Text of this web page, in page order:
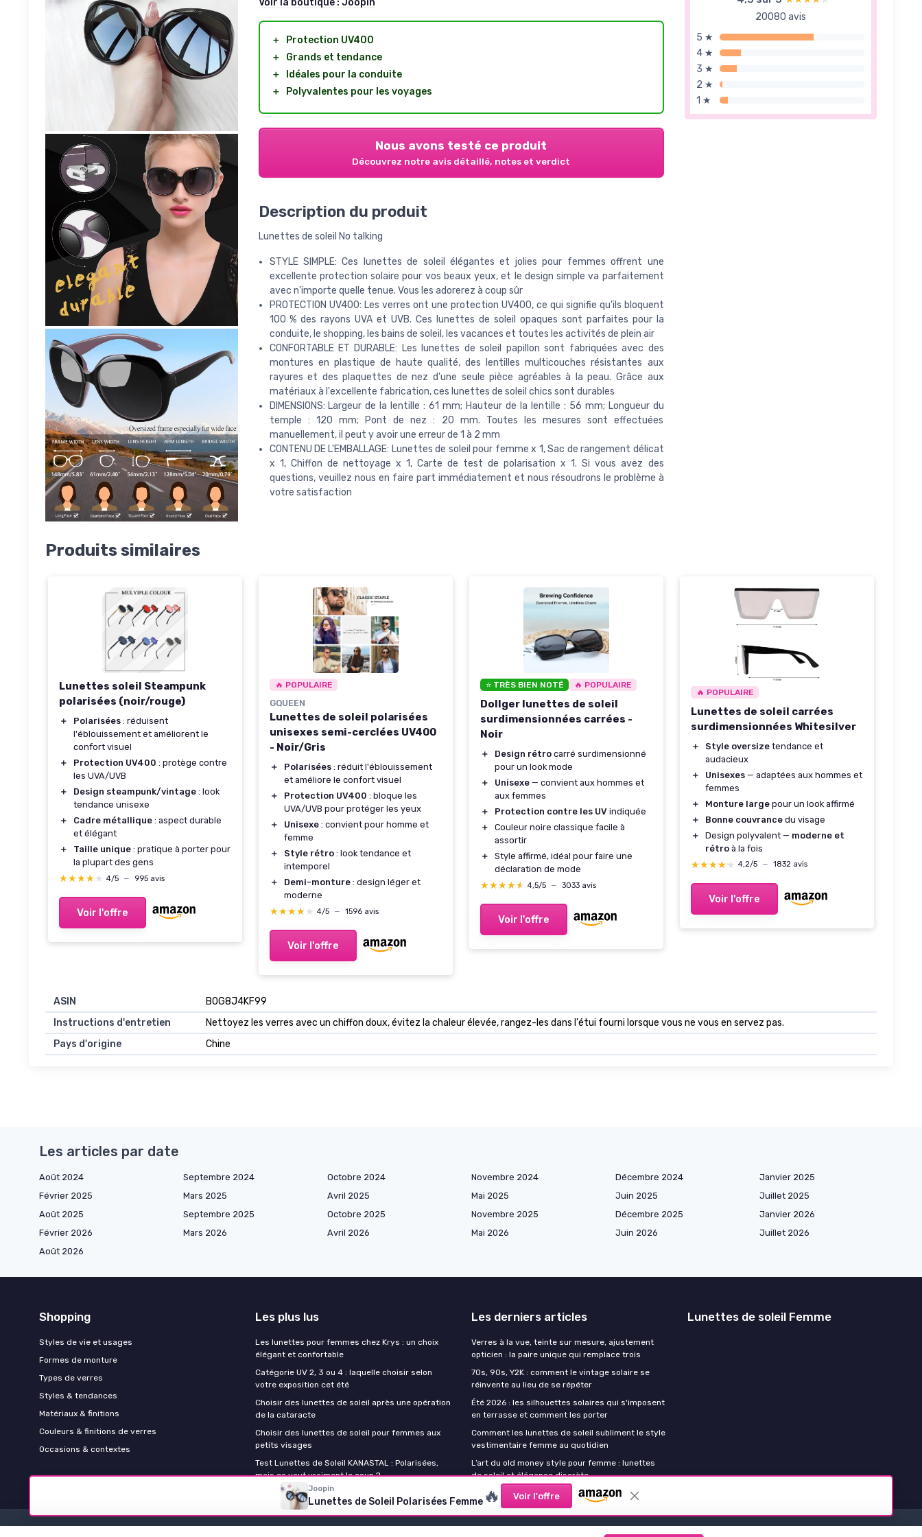
20080 avis
5 ★
4 ★
3 ★
2 ★
1 ★
Voir la boutique : Joopin
＋
Protection UV400
＋
Grands et tendance
＋
Idéales pour la conduite
＋
Polyvalentes pour les voyages
Nous avons testé ce produit
Découvrez notre avis détaillé, notes et verdict
Description du produit
Lunettes de soleil No talking
STYLE SIMPLE: Ces lunettes de soleil élégantes et jolies pour femmes offrent une
excellente protection solaire pour vos beaux yeux, et le design simple va parfaitement
avec n'importe quelle tenue. Vous les adorerez à coup sûr
PROTECTION UV400: Les verres ont une protection UV400, ce qui signifie qu'ils bloquent
100 % des rayons UVA et UVB. Ces lunettes de soleil opaques sont parfaites pour la
conduite, le shopping, les bains de soleil, les vacances et toutes les activités de plein air
CONFORTABLE ET DURABLE: Les lunettes de soleil papillon sont fabriquées avec des
montures en plastique de haute qualité, des lentilles multicouches résistantes aux
rayures et des plaquettes de nez d'une seule pièce agréables à la peau. Grâce aux
matériaux à l'excellente fabrication, ces lunettes de soleil chics sont durables
DIMENSIONS: Largeur de la lentille : 61 mm; Hauteur de la lentille : 56 mm; Longueur du
temple : 120 mm; Pont de nez : 20 mm. Toutes les mesures sont effectuées
manuellement, il peut y avoir une erreur de 1 à 2 mm
CONTENU DE L'EMBALLAGE: Lunettes de soleil pour femme x 1, Sac de rangement délicat
x 1, Chiffon de nettoyage x 1, Carte de test de polarisation x 1. Si vous avez des
questions, veuillez nous en faire part immédiatement et nous résoudrons le problème à
votre satisfaction
Produits similaires
Lunettes soleil Steampunk
polarisées (noir/rouge)
＋ Polarisées : réduisent
l'éblouissement et améliorent le
confort visuel
＋
Protection UV400 : protège contre
les UVA/UVB
＋
Design steampunk/vintage : look
tendance unisexe
＋
Cadre métallique : aspect durable
et élégant
＋
Taille unique : pratique à porter pour
la plupart des gens
★★★★★
★★★★★ 4/5 — 995 avis
Voir l'offre
🔥 POPULAIRE
GQUEEN
Lunettes de soleil polarisées
unisexes semi-cerclées UV400
- Noir/Gris
＋ Polarisées : réduit l'éblouissement
et améliore le confort visuel
＋
Protection UV400 : bloque les
UVA/UVB pour protéger les yeux
＋
Unisexe : convient pour homme et
femme
＋
Style rétro : look tendance et
intemporel
＋
Demi-monture : design léger et
moderne
★★★★★
★★★★★ 4/5 — 1596 avis
Voir l'offre
⭐ TRÈS BIEN NOTÉ 🔥 POPULAIRE
Dollger lunettes de soleil
surdimensionnées carrées -
Noir
＋ Design rétro carré surdimensionné
pour un look mode
＋
Unisexe — convient aux hommes et
aux femmes
＋
Protection contre les UV indiquée
＋
Couleur noire classique facile à
assortir
＋
Style affirmé, idéal pour faire une
déclaration de mode
★★★★★
★★★★★ 4,5/5 — 3033 avis
Voir l'offre
🔥 POPULAIRE
Lunettes de soleil carrées
surdimensionnées Whitesilver
＋ Style oversize tendance et
audacieux
＋
Unisexes — adaptées aux hommes et
femmes
＋
Monture large pour un look affirmé
＋
Bonne couvrance du visage
＋
Design polyvalent — moderne et
rétro à la fois
★★★★★
★★★★★ 4,2/5 — 1832 avis
Voir l'offre
ASIN
B0G8J4KF99
Instructions d'entretien
Nettoyez les verres avec un chiffon doux, évitez la chaleur élevée, rangez-les dans l'étui fourni lorsque vous ne vous en servez pas.
Pays d'origine
Chine
Joopin
Lunettes de Soleil Polarisées Femme 🔥 Voir l'offre
Les articles par date
Août 2024 Septembre 2024 Octobre 2024 Novembre 2024 Décembre 2024
Janvier 2025
Février 2025
Mars 2025 Avril 2025 Mai 2025 Juin 2025
Juillet 2025
Août 2025
Septembre 2025 Octobre 2025 Novembre 2025 Décembre 2025
Janvier 2026
Février 2026
Mars 2026 Avril 2026 Mai 2026 Juin 2026
Juillet 2026
Août 2026
Shopping
Styles de vie et usages
Formes de monture
Types de verres
Styles & tendances
Matériaux & finitions
Couleurs & finitions de verres
Occasions & contextes
Les plus lus
Les lunettes pour femmes chez Krys : un choix
élégant et confortable
Catégorie UV 2, 3 ou 4 : laquelle choisir selon
votre exposition cet été
Choisir des lunettes de soleil après une opération
de la cataracte
Choisir des lunettes de soleil pour femmes aux
petits visages
Test Lunettes de Soleil KANASTAL : Polarisées,
mais ça vaut vraiment le coup ?
Les derniers articles
Verres à la vue, teinte sur mesure, ajustement
opticien : la paire unique qui remplace trois
70s, 90s, Y2K : comment le vintage solaire se
réinvente au lieu de se répéter
Été 2026 : les silhouettes solaires qui s'imposent
en terrasse et comment les porter
Comment les lunettes de soleil subliment le style
vestimentaire femme au quotidien
L’art du old money style pour femme : lunettes
de soleil et élégance discrète
Lunettes de soleil Femme